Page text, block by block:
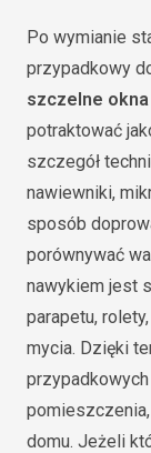
Po wymianie
przypadkowy
szczelne
potraktować
szczegół
nawiewniki,
sposób
porównywać
nawykiem jest
parapetu,
mycia. Dzięki
domu. Jeżeli